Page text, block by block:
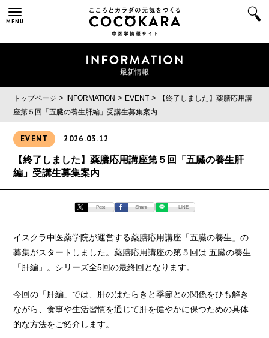
MENU
最新情報
トップページ > INFORMATION > EVENT >
【終了しました】薬膳応用講
座第５回「五臓の養生肝編」受講生募集案内
EVENT 2026.03.12
【終了しました】薬膳応用講座第５回「五臓の養生肝
編」受講生募集案内
Post Share LINE
イスクラ中医薬学院が運営する薬膳応用講座「五臓の養生」の
募集がスタートしました。薬膳応用講座の第５回は 五臓の養生
「肝編」。シリーズ全5回の最終回となります。
今回の「肝編」では、肝のはたらきと季節との関係をひも解き
ながら、食事や生活習慣を通じて肝を健やかに保つための具体
的な方法をご紹介します。